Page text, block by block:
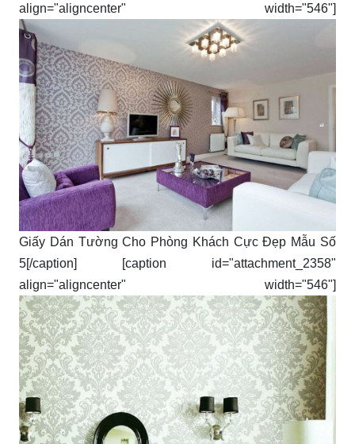
align="aligncenter" width="546"]
Giấy Dán Tường Cho Phòng Khách Cực Đẹp Mẫu Số
5[/caption] [caption id="attachment_2358"
align="aligncenter" width="546"]